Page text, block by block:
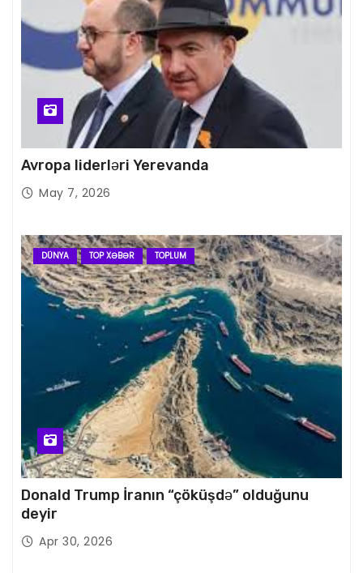
Avropa liderləri Yerevanda
May 7, 2026
DÜNYA TOP XƏBƏR TOPLUM
Donald Trump İranın “çöküşdə” olduğunu
deyir
Apr 30, 2026